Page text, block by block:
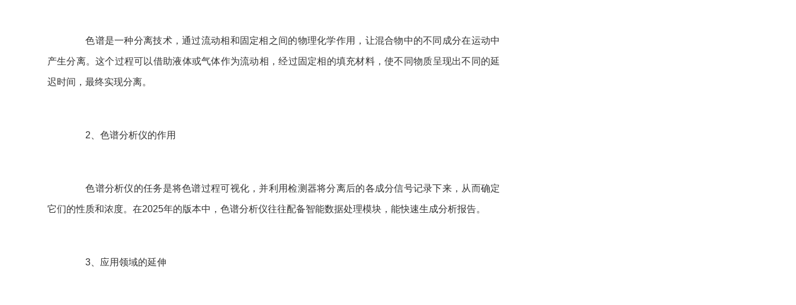
色谱是一种分离技术，通过流动相和固定相之间的物理化学作用，让混合物中的不同成分在运动中
产生分离。这个过程可以借助液体或气体作为流动相，经过固定相的填充材料，使不同物质呈现出不同的延
迟时间，最终实现分离。
2、色谱分析仪的作用
色谱分析仪的任务是将色谱过程可视化，并利用检测器将分离后的各成分信号记录下来，从而确定
它们的性质和浓度。在2025年的版本中，色谱分析仪往往配备智能数据处理模块，能快速生成分析报告。
3、应用领域的延伸